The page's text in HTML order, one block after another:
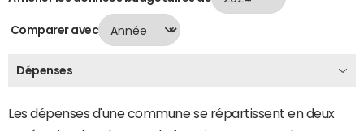
Comparer avec
Dépenses
Les dépenses d'une commune se répartissent en deux